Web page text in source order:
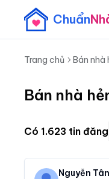
Chuẩn
Trang chủ Bán nhà
Bán nhà
Có 1.623 tin đăng
Nguyễn Tân